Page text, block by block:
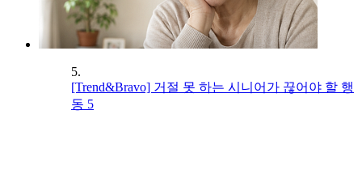
5.
[Trend&Bravo] 거절 못 하는 시니어가 끊어야 할 행
동 5